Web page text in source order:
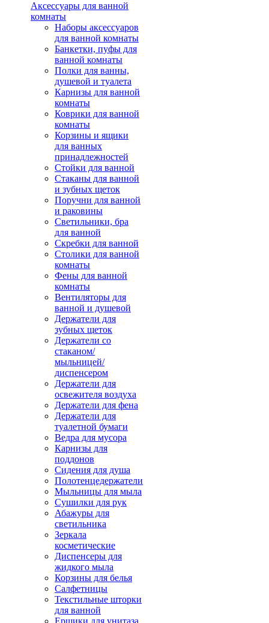
Аксессуары для ванной
комнаты
Наборы аксессуаров
для ванной комнаты
Банкетки, пуфы для
ванной комнаты
Полки для ванны,
душевой и туалета
Карнизы для ванной
комнаты
Коврики для ванной
комнаты
Корзины и ящики
для ванных
принадлежностей
Стойки для ванной
Стаканы для ванной
и зубных щеток
Поручни для ванной
и раковины
Светильники, бра
для ванной
Скребки для ванной
Столики для ванной
комнаты
Фены для ванной
комнаты
Вентиляторы для
ванной и душевой
Держатели для
зубных щеток
Держатели со
стаканом/
мыльницей/
диспенсером
Держатели для
освежителя воздуха
Держатели для фена
Держатели для
туалетной бумаги
Ведра для мусора
Карнизы для
поддонов
Сидения для душа
Полотенцедержатели
Мыльницы для мыла
Сушилки для рук
Абажуры для
светильника
Зеркала
косметические
Диспенсеры для
жидкого мыла
Корзины для белья
Салфетницы
Текстильные шторки
для ванной
Ершики для унитаза